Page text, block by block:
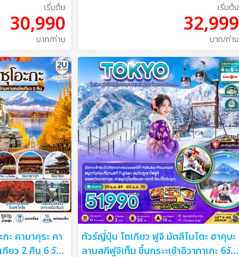
เริ่มต้น
30,990
บาท/ท่าน
เริ่มต้น
32,999
บาท/ท่าน
ะ คามาคุระ คา
ยว 2 คืน 6 วัน
ทัวร์ญี่ปุ่น โตเกียว ฟูจิ มัตสึโมโตะ ฮาคุบะ
ลานสกีฟูจิเท็น ขึ้นกระะเช้าอิวาทาเกะ 6วัน